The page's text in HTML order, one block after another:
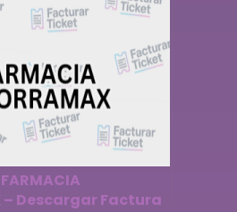
– Descargar Factura